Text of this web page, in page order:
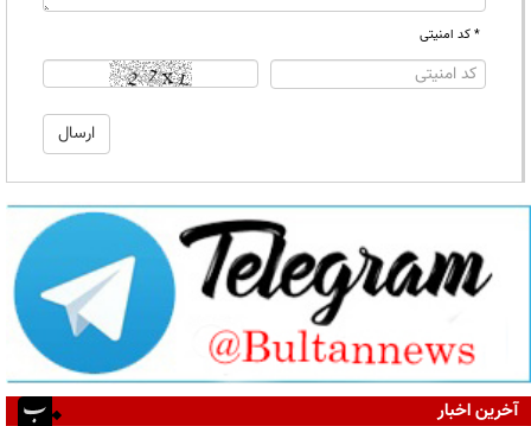
* کد امنیتی
آخرین اخبار